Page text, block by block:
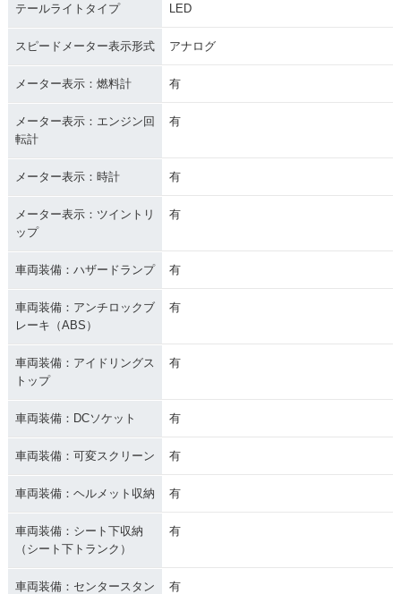
テールライトタイプ LED
スピードメーター表示形式 アナログ
メーター表示：燃料計 有
メーター表示：エンジン回
転計
有
メーター表示：時計 有
メーター表示：ツイントリ
ップ
有
車両装備：ハザードランプ 有
車両装備：アンチロックブ
レーキ（ABS）
有
車両装備：アイドリングス
トップ
有
車両装備：DCソケット 有
車両装備：可変スクリーン 有
車両装備：ヘルメット収納 有
車両装備：シート下収納
（シート下トランク）
有
車両装備：センタースタン
有